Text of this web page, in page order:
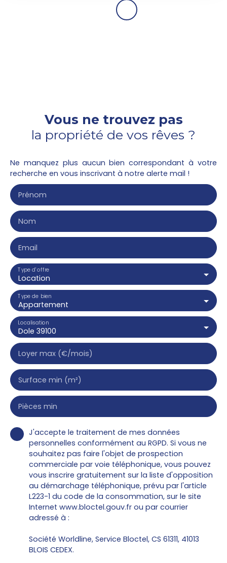
Vous ne trouvez pas
la propriété de vos rêves ?
Ne manquez plus aucun bien correspondant à votre
recherche en vous inscrivant à notre alerte mail !
Prénom
Nom
Email
Location
Type d'offre
Appartement
Type de bien
Dole 39100
Localisation
Loyer max (€/mois)
Surface min (m²)
Pièces min
J'accepte le traitement de mes données
personnelles conformément au RGPD. Si vous ne
souhaitez pas faire l'objet de prospection
commerciale par voie téléphonique, vous pouvez
vous inscrire gratuitement sur la liste d'opposition
au démarchage téléphonique, prévu par l'article
L223-1 du code de la consommation, sur le site
Internet www.bloctel.gouv.fr ou par courrier
adressé à :
Société Worldline, Service Bloctel, CS 61311, 41013
BLOIS CEDEX.